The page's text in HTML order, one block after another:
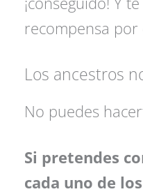
recompensa por
Los ancestros
No puedes
Si pretendes
cada uno de